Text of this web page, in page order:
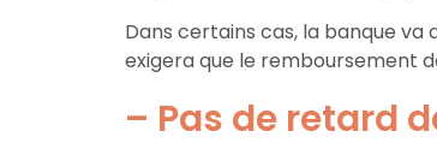
Dans certains cas, la banque
exigera que le remboursement
– Pas de retard